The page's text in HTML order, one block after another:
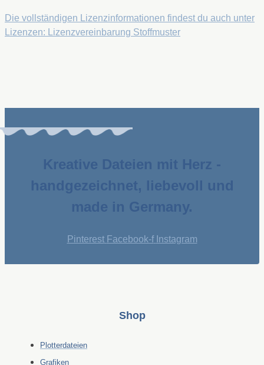
Die vollständigen Lizenzinformationen findest du auch unter
Lizenzen: Lizenzvereinbarung Stoffmuster
Kreative Dateien mit Herz -
handgezeichnet, liebevoll und
made in Germany.
Pinterest Facebook-f Instagram
Shop
Plotterdateien
Grafiken